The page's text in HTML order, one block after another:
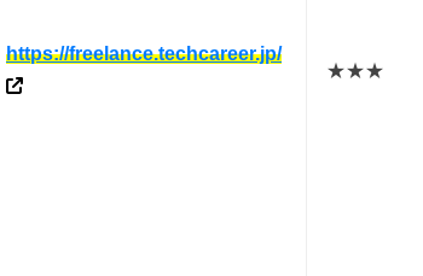
https://freelance.techcareer.jp/
★★★